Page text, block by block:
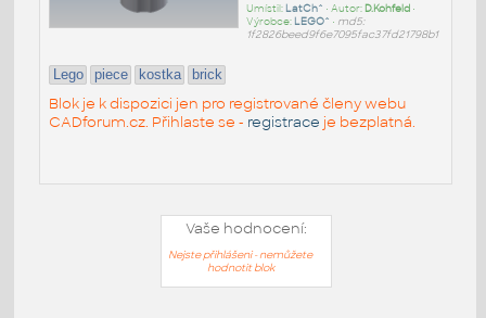
Umístil: LatCh^ • Autor: D.Kohfeld•
Výrobce: LEGO^ • md5:
1f2826beed9f6e7095fac37fd21798b1
Lego piece kostka brick
Blok je k dispozici jen pro registrované členy webu
CADforum.cz. Přihlaste se - registrace je bezplatná.
Vaše hodnocení:
Nejste přihlášeni - nemůžete
hodnotit blok